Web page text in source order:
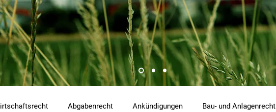
Abgabenrecht Ankündigungen Bau- und Anlagenrecht